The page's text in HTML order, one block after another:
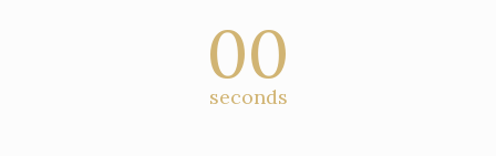
00
seconds